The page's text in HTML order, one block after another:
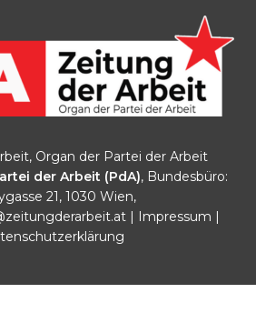
Organ der Partei der Arbeit
der Arbeit (PdA), Bundesbüro:
21, 1030 Wien,
| Impressum |